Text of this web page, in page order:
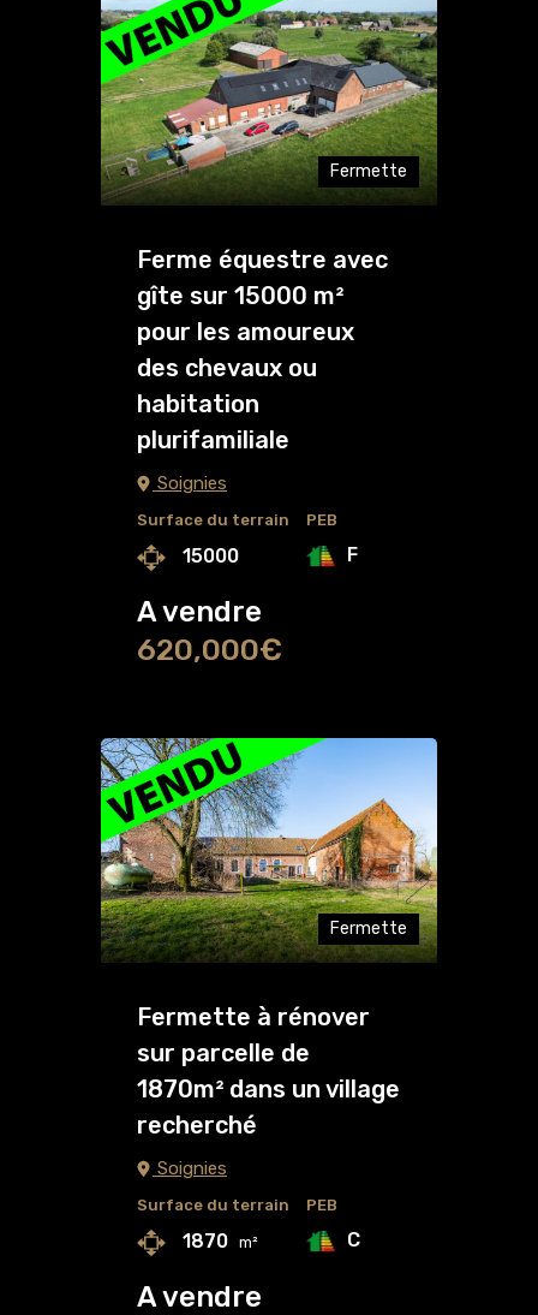
Fermette
Ferme équestre avec
gîte sur 15000 m²
pour les amoureux
des chevaux ou
habitation
plurifamiliale
Soignies
Surface du terrain
15000
PEB
F
A vendre
620,000€
Fermette
Fermette à rénover
sur parcelle de
1870m² dans un village
recherché
Soignies
Surface du terrain
1870 m²
PEB
C
A vendre